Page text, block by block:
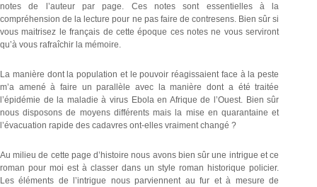
notes de l’auteur par page. Ces notes sont essentielles à la
compréhension de la lecture pour ne pas faire de contresens. Bien sûr si
vous maitrisez le français de cette époque ces notes ne vous serviront
qu’à vous rafraîchir la mémoire.
La manière dont la population et le pouvoir réagissaient face à la peste
m’a amené à faire un parallèle avec la manière dont a été traitée
l’épidémie de la maladie à virus Ebola en Afrique de l’Ouest. Bien sûr
nous disposons de moyens différents mais la mise en quarantaine et
l’évacuation rapide des cadavres ont-elles vraiment changé ?
Au milieu de cette page d’histoire nous avons bien sûr une intrigue et ce
roman pour moi est à classer dans un style roman historique policier.
Les éléments de l’intrigue nous parviennent au fur et à mesure de